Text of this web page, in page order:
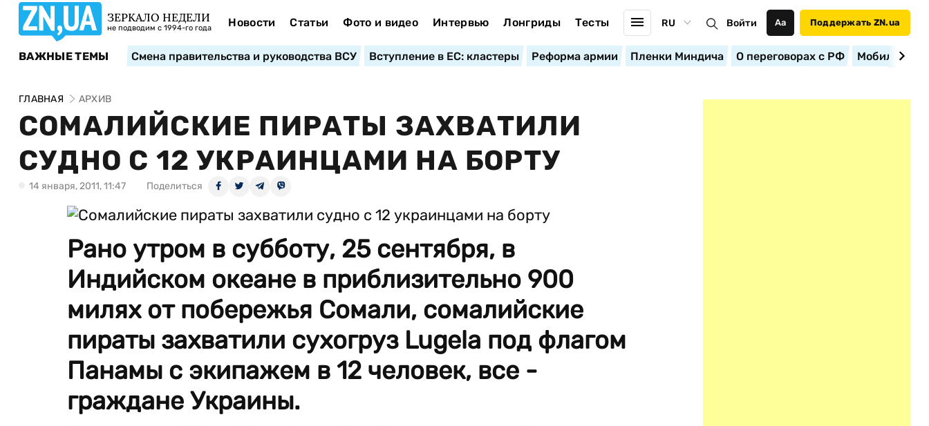
ЗЕРКАЛО НЕДЕЛИ
не подводим с 1994-го года Новости Статьи Фото и видео Интервью Лонгриды Тесты RU Войти Аа Поддержать ZN.ua
ВАЖНЫЕ ТЕМЫ Смена правительства и руководства ВСУ Вступление в ЕС: кластеры Реформа армии Пленки Миндича О переговорах с РФ
ГЛАВНАЯ АРХИВ
СОМАЛИЙСКИЕ ПИРАТЫ ЗАХВАТИЛИ
СУДНО С 12 УКРАИНЦАМИ НА БОРТУ
14 января, 2011, 11:47 Поделиться
Рано утром в субботу, 25 сентября, в
Индийском океане в приблизительно 900
милях от побережья Сомали, сомалийские
пираты захватили сухогруз Lugela под флагом
Панамы с экипажем в 12 человек, все -
граждане Украины.